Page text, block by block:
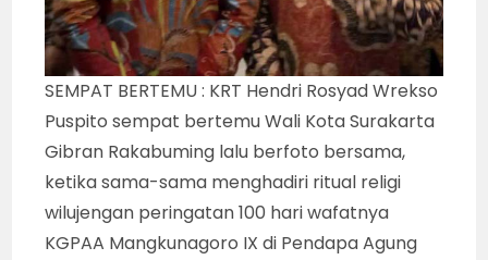
SEMPAT BERTEMU : KRT Hendri Rosyad Wrekso
Puspito sempat bertemu Wali Kota Surakarta
Gibran Rakabuming lalu berfoto bersama,
ketika sama-sama menghadiri ritual religi
wilujengan peringatan 100 hari wafatnya
KGPAA Mangkunagoro IX di Pendapa Agung